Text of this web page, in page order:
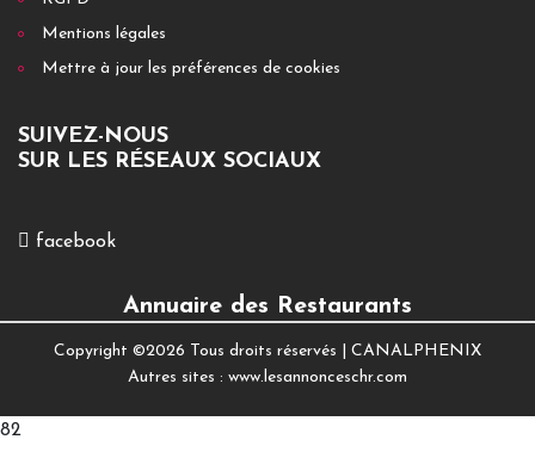
Mentions légales
Mettre à jour les préférences de cookies
SUIVEZ-NOUS
SUR LES RÉSEAUX SOCIAUX
facebook
Annuaire des Restaurants
Copyright ©2026 Tous droits réservés | CANALPHENIX
Autres sites : www.lesannonceschr.com
82